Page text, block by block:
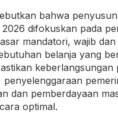
bahwa
difokuskan pada
mandatori, wajib
belanja yang
keberlangsungan
penyelenggaraan
dan pemberdayaan
optimal.